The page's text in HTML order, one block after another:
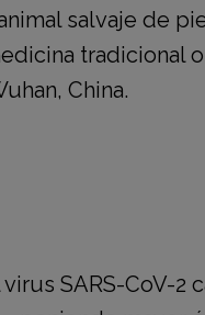
salvaje de
tradicional
China.
virus SARS-CoV-